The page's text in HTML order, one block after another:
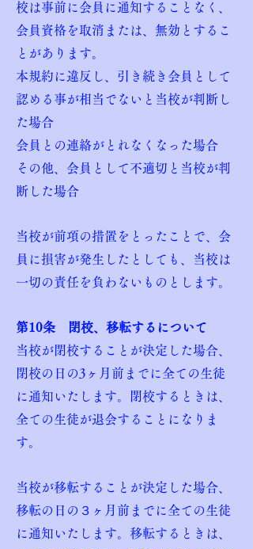
校は事前に会員に通知することなく、
会員資格を取消または、無効とするこ
とがあります。
本規約に違反し、引き続き会員として
認める事が相当でないと当校が判断し
た場合
会員との連絡がとれなくなった場合
その他、会員として不適切と当校が判
断した場合
当校が前項の措置をとったことで、会
員に損害が発生したとしても、当校は
一切の責任を負わないものとします。
第10条 閉校、移転するについて
当校が閉校することが決定した場合、
閉校の日の3ヶ月前までに全ての生徒
に通知いたします。閉校するときは、
全ての生徒が退会することになりま
す。
当校が移転することが決定した場合、
移転の日の３ヶ月前までに全ての生徒
に通知いたします。移転するときは、